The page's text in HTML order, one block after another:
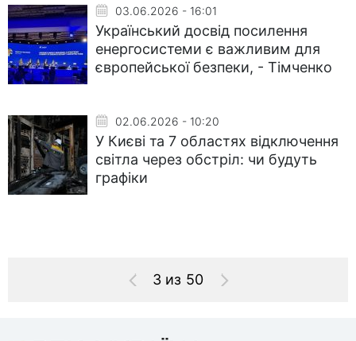
03.06.2026 - 16:01
Український досвід посилення
енергосистеми є важливим для
європейської безпеки, - Тімченко
02.06.2026 - 10:20
У Києві та 7 областях відключення
світла через обстріл: чи будуть
графіки
3 из 50